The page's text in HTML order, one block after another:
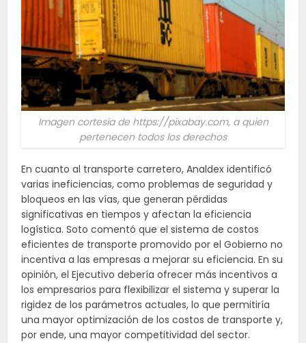
Imagen cortesía de https://pixabay.com, a quien
pertenecen todos los derechos
En cuanto al transporte carretero, Analdex identificó
varias ineficiencias, como problemas de seguridad y
bloqueos en las vías, que generan pérdidas
significativas en tiempos y afectan la eficiencia
logística. Soto comentó que el sistema de costos
eficientes de transporte promovido por el Gobierno no
incentiva a las empresas a mejorar su eficiencia. En su
opinión, el Ejecutivo debería ofrecer más incentivos a
los empresarios para flexibilizar el sistema y superar la
rigidez de los parámetros actuales, lo que permitiría
una mayor optimización de los costos de transporte y,
por ende, una mayor competitividad del sector.